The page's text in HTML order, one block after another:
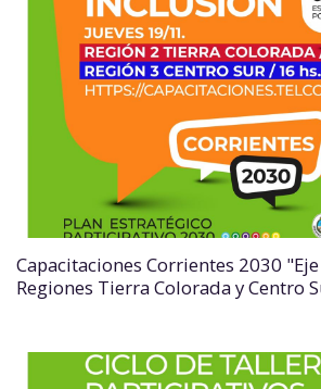
Capacitaciones Corrientes 2030
Regiones Tierra Colorada y Centro